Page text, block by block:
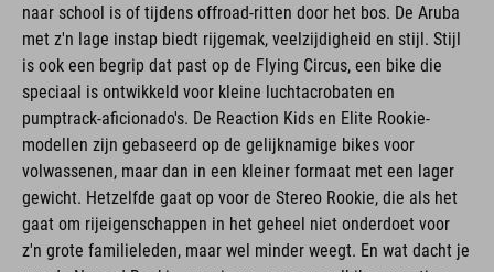
naar school is of tijdens offroad-ritten door het bos. De Aruba
met z'n lage instap biedt rijgemak, veelzijdigheid en stijl. Stijl
is ook een begrip dat past op de Flying Circus, een bike die
speciaal is ontwikkeld voor kleine luchtacrobaten en
pumptrack-aficionado's. De Reaction Kids en Elite Rookie-
modellen zijn gebaseerd op de gelijknamige bikes voor
volwassenen, maar dan in een kleiner formaat met een lager
gewicht. Hetzelfde gaat op voor de Stereo Rookie, die als het
gaat om rijeigenschappen in het geheel niet onderdoet voor
z'n grote familieleden, maar wel minder weegt. En wat dacht je